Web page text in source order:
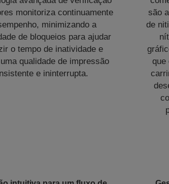
monitoriza continuamente
minimizando a
de bloqueios para ajudar
o tempo de inatividade e
qualidade de impressão
e ininterrupta.
são
de
que